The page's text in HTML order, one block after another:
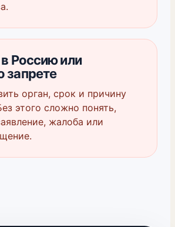
Россию или
запрете
орган, срок и причину
этого сложно понять,
жалоба или